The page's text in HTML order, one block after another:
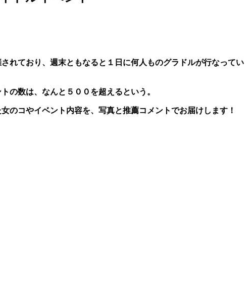
れており、週末ともなると１日に何人ものグラドルが行なってい
の数は、なんと５００を超えるという。
のコやイベント内容を、写真と推薦コメントでお届けします！